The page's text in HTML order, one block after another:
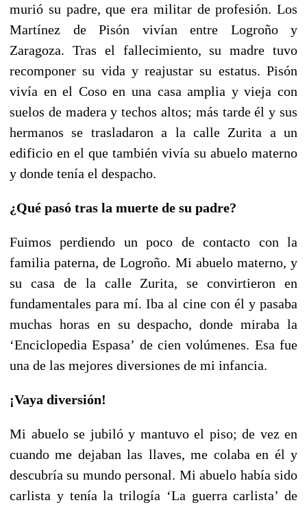
murió su padre, que era militar de profesión. Los
Martínez de Pisón vivían entre Logroño y
Zaragoza. Tras el fallecimiento, su madre tuvo
recomponer su vida y reajustar su estatus. Pisón
vivía en el Coso en una casa amplia y vieja con
suelos de madera y techos altos; más tarde él y sus
hermanos se trasladaron a la calle Zurita a un
edificio en el que también vivía su abuelo materno
y donde tenía el despacho.
¿Qué pasó tras la muerte de su padre?
Fuimos perdiendo un poco de contacto con la
familia paterna, de Logroño. Mi abuelo materno, y
su casa de la calle Zurita, se convirtieron en
fundamentales para mí. Iba al cine con él y pasaba
muchas horas en su despacho, donde miraba la
‘Enciclopedia Espasa’ de cien volúmenes. Esa fue
una de las mejores diversiones de mi infancia.
¡Vaya diversión!
Mi abuelo se jubiló y mantuvo el piso; de vez en
cuando me dejaban las llaves, me colaba en él y
descubría su mundo personal. Mi abuelo había sido
carlista y tenía la trilogía ‘La guerra carlista’ de